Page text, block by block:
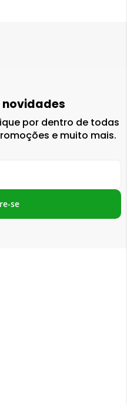
por dentro de todas
e muito mais.
se